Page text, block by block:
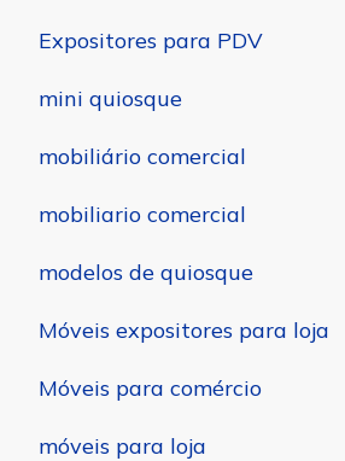
Expositores para PDV
mini quiosque
mobiliário comercial
mobiliario comercial
modelos de quiosque
Móveis expositores para loja
Móveis para comércio
móveis para loja